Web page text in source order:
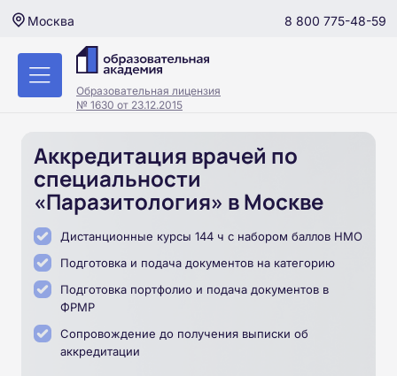
Москва 8 800 775-48-59
Образовательная лицензия
№ 1630 от 23.12.2015
Аккредитация врачей по
специальности
«Паразитология» в Москве
Дистанционные курсы 144 ч с набором баллов НМО
Подготовка и подача документов на категорию
Подготовка портфолио и подача документов в
ФРМР
Сопровождение до получения выписки об
аккредитации